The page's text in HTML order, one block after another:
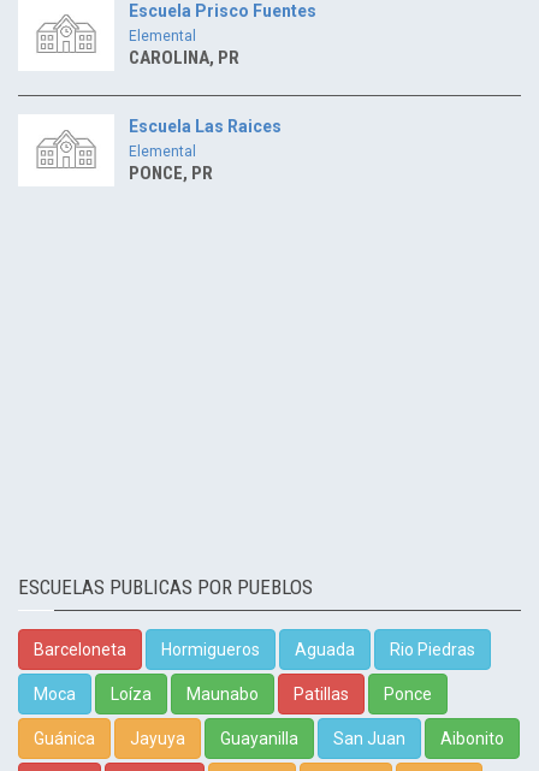
Escuela Prisco Fuentes
Elemental
CAROLINA, PR
Escuela Las Raices
Elemental
PONCE, PR
ESCUELAS PUBLICAS POR PUEBLOS
Barceloneta Hormigueros Aguada Rio Piedras
Moca Loíza Maunabo Patillas Ponce
Guánica Jayuya Guayanilla San Juan Aibonito